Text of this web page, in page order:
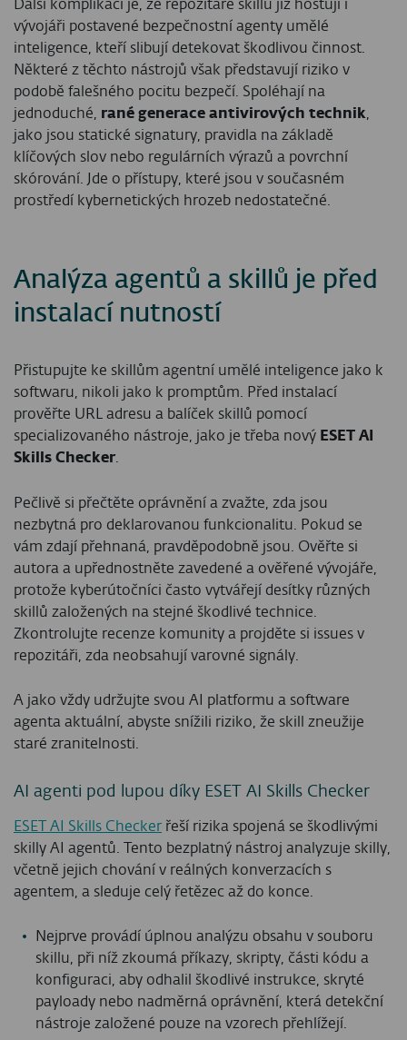
Další komplikací je, že repozitáře skillů již hostují i
vývojáři postavené bezpečnostní agenty umělé
inteligence, kteří slibují detekovat škodlivou činnost.
Některé z těchto nástrojů však představují riziko v
podobě falešného pocitu bezpečí. Spoléhají na
jednoduché, rané generace antivirových technik
jako jsou statické signatury, pravidla na základě
klíčových slov nebo regulárních výrazů a povrchní
skórování. Jde o přístupy, které jsou v současném
prostředí kybernetických hrozeb nedostatečné.
Analýza agentů a skillů je před
instalací nutností
Přistupujte ke skillům agentní umělé inteligence jako k
softwaru, nikoli jako k promptům. Před instalací
prověřte URL adresu a balíček skillů pomocí
specializovaného nástroje, jako je třeba nový ESET AI
Skills Checker.
Pečlivě si přečtěte oprávnění a zvažte, zda jsou
nezbytná pro deklarovanou funkcionalitu. Pokud se
vám zdají přehnaná, pravděpodobně jsou. Ověřte si
autora a upřednostněte zavedené a ověřené vývojáře,
protože kyberútočníci často vytvářejí desítky různých
skillů založených na stejné škodlivé technice.
Zkontrolujte recenze komunity a projděte si issues v
repozitáři, zda neobsahují varovné signály.
A jako vždy udržujte svou AI platformu a software
agenta aktuální, abyste snížili riziko, že skill zneužije
staré zranitelnosti.
AI agenti pod lupou díky ESET AI Skills Checker
ESET AI Skills Checker řeší rizika spojená se škodlivými
skilly AI agentů. Tento bezplatný nástroj analyzuje skilly,
včetně jejich chování v reálných konverzacích s
agentem, a sleduje celý řetězec až do konce.
Nejprve provádí úplnou analýzu obsahu v souboru
skillu, při níž zkoumá příkazy, skripty, části kódu a
konfiguraci, aby odhalil škodlivé instrukce, skryté
payloady nebo nadměrná oprávnění, která detekční
nástroje založené pouze na vzorech přehlížejí.